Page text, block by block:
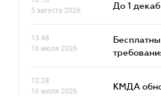
5 августа 2026
До 1
13.48
16 июля 2026
12.28
16 июля 2026
КМДА